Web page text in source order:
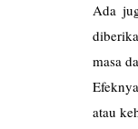
Ada
masa
atau